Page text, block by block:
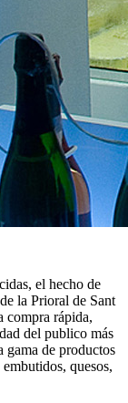
el hecho de
la Prioral de Sant
compra rápida,
del publico más
gama de productos
quesos,